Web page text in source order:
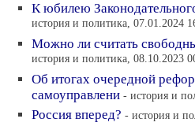
К юбилею
история и политика, 07.01.2024
Можно ли считать
история и политика, 08.10.2023
Об итогах очередной
самоуправлени - история и
Россия вперед? - история и